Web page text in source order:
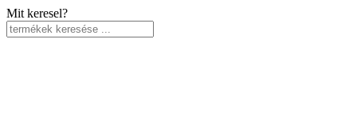
Mit keresel?